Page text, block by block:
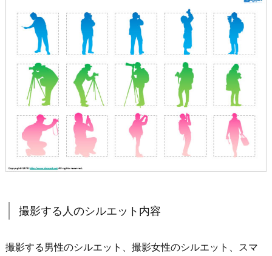
撮影する人のシルエット内容
撮影する男性のシルエット、撮影女性のシルエット、スマ